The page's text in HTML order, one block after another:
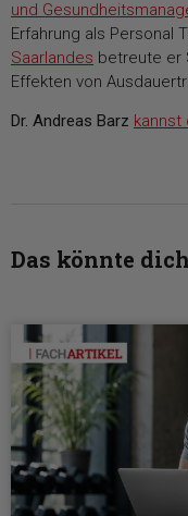
und
Erfahrung als Personal
Saarlandes betreute er
Effekten von
Dr. Andreas Barz kannst
Das könnte